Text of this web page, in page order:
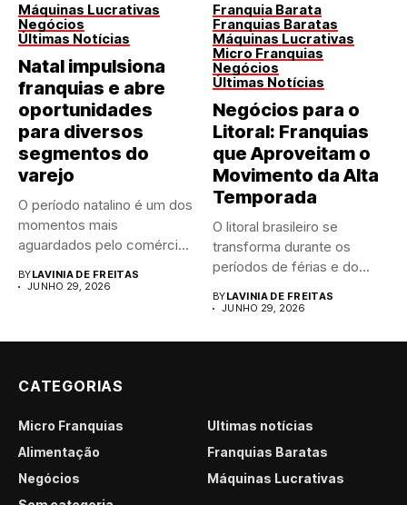
Máquinas Lucrativas
Negócios
Últimas Notícias
Natal impulsiona
franquias e abre
oportunidades
para diversos
segmentos do
varejo
O período natalino é um dos
momentos mais
aguardados pelo comércio
BYLAVINIA DE FREITAS
JUNHO 29, 2026
Franquia Barata
Franquias Baratas
Máquinas Lucrativas
Micro Franquias
Negócios
Últimas Notícias
Negócios para o
Litoral: Franquias
que Aproveitam o
Movimento da Alta
Temporada
O litoral brasileiro se
transforma durante os
períodos de férias e do...
BYLAVINIA DE FREITAS
JUNHO 29, 2026
CATEGORIAS
Micro Franquias
Últimas notícias
Alimentação
Franquias Baratas
Negócios
Máquinas Lucrativas